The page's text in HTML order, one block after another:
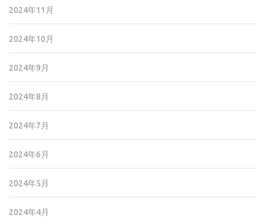
2024年11月
2024年10月
2024年9月
2024年8月
2024年7月
2024年6月
2024年5月
2024年4月